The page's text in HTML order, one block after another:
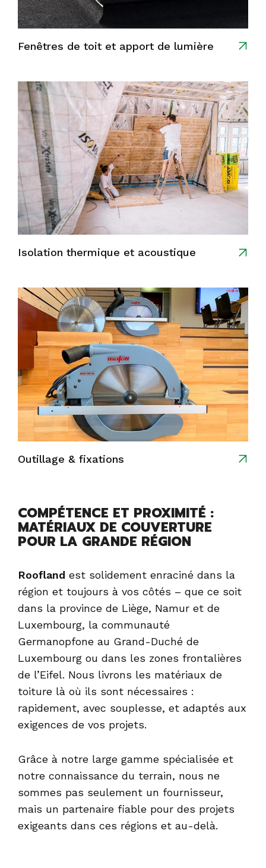
Fenêtres de toit et apport de lumière
Isolation thermique et acoustique
Outillage & fixations
COMPÉTENCE ET PROXIMITÉ :
MATÉRIAUX DE COUVERTURE
POUR LA GRANDE RÉGION
Roofland est solidement enraciné dans la
région et toujours à vos côtés – que ce soit
dans la province de Liège, Namur et de
Luxembourg, la communauté
Germanopfone au Grand-Duché de
Luxembourg ou dans les zones frontalières
de l’Eifel. Nous livrons les matériaux de
toiture là où ils sont nécessaires :
rapidement, avec souplesse, et adaptés aux
exigences de vos projets.
Grâce à notre large gamme spécialisée et
notre connaissance du terrain, nous ne
sommes pas seulement un fournisseur,
mais un partenaire fiable pour des projets
exigeants dans ces régions et au-delà.